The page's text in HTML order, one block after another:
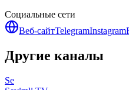
Социальные сети
Веб-сайтTelegramInstagram
Другие каналы
Se